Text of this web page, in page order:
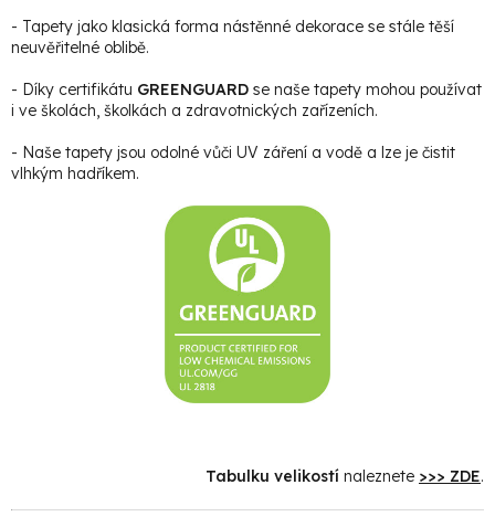
- Tapety jako klasická forma nástěnné dekorace se stále těší
neuvěřitelné oblibě.
- Díky certifikátu GREENGUARD se naše tapety mohou používat
i ve školách, školkách a zdravotnických zařízeních.
- Naše tapety jsou odolné vůči UV záření a vodě a lze je čistit
vlhkým hadříkem.
Tabulku velikostí naleznete >>> ZDE.